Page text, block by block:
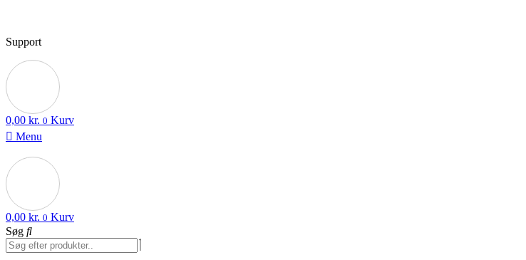
Support
0,00 kr. 0 Kurv
Menu
0,00 kr. 0 Kurv
Søg